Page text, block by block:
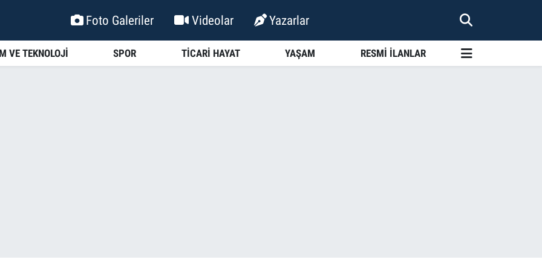
Foto Galeriler Videolar Yazarlar
VE TEKNOLOJİ SPOR TİCARİ HAYAT YAŞAM RESMİ İLANLAR